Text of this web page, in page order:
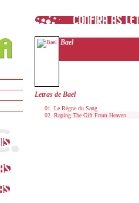
Bael
Letras de Bael
Le Règne du Sang
Raping The Gift From Heaven